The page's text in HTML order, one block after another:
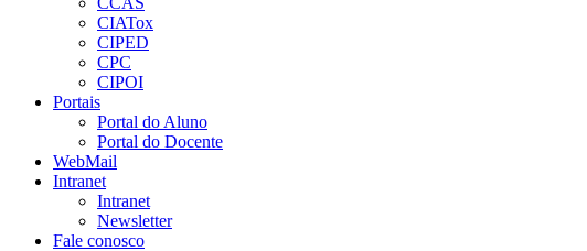
CIATox
CIPED
CPC
CIPOI
Portais
Portal do Aluno
Portal do Docente
WebMail
Intranet
Intranet
Newsletter
Fale conosco